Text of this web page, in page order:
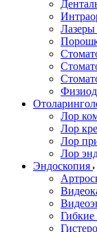
Лазеры
Лор
Лор
Лор
Лор
Эндоскопия